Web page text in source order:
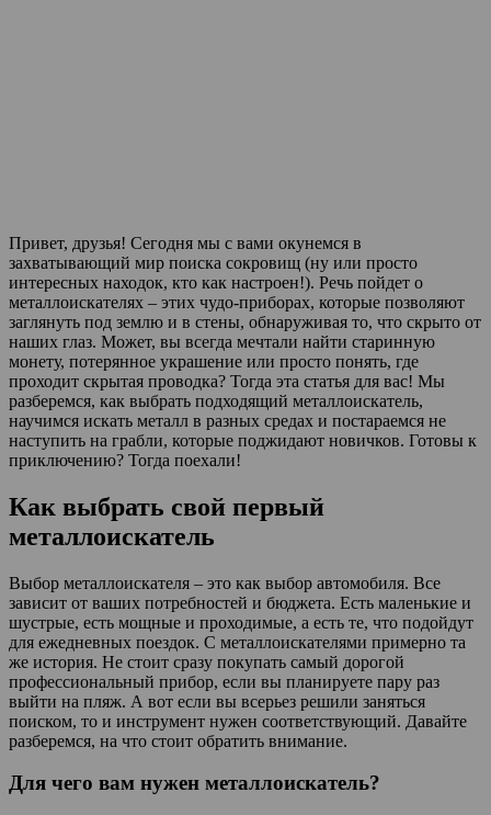
Привет, друзья! Сегодня мы с вами окунемся в
захватывающий мир поиска сокровищ (ну или просто
интересных находок, кто как настроен!). Речь пойдет о
металлоискателях – этих чудо-приборах, которые позволяют
заглянуть под землю и в стены, обнаруживая то, что скрыто от
наших глаз. Может, вы всегда мечтали найти старинную
монету, потерянное украшение или просто понять, где
проходит скрытая проводка? Тогда эта статья для вас! Мы
разберемся, как выбрать подходящий металлоискатель,
научимся искать металл в разных средах и постараемся не
наступить на грабли, которые поджидают новичков. Готовы к
приключению? Тогда поехали!
Как выбрать свой первый
металлоискатель
Выбор металлоискателя – это как выбор автомобиля. Все
зависит от ваших потребностей и бюджета. Есть маленькие и
шустрые, есть мощные и проходимые, а есть те, что подойдут
для ежедневных поездок. С металлоискателями примерно та
же история. Не стоит сразу покупать самый дорогой
профессиональный прибор, если вы планируете пару раз
выйти на пляж. А вот если вы всерьез решили заняться
поиском, то и инструмент нужен соответствующий. Давайте
разберемся, на что стоит обратить внимание.
Для чего вам нужен металлоискатель?